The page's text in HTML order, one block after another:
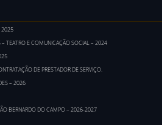
2025
– TEATRO E COMUNICAÇÃO SOCIAL – 2024
DE PRESTADOR DE SERVIÇO.
– 2026
BERNARDO DO CAMPO – 2026-2027